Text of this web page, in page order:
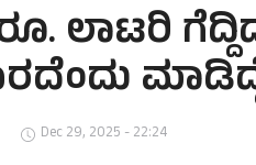
ಲಾಟರಿ
Dec 29, 2025 - 22:24